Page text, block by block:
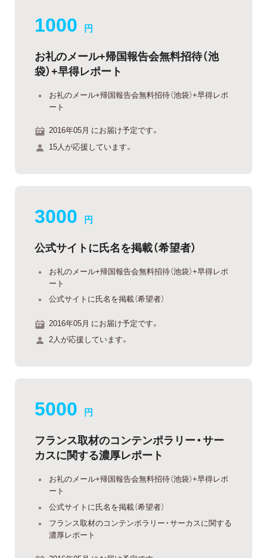
1000 円
お礼のメール+帰国報告会無料招待（池
袋）+早得レポート
お礼のメール+帰国報告会無料招待（池袋）+早得レポ
ート
2016年05月 にお届け予定です。
15人が応援しています。
3000 円
公式サイトに氏名を掲載（希望者）
お礼のメール+帰国報告会無料招待（池袋）+早得レポ
ート
公式サイトに氏名を掲載（希望者）
2016年05月 にお届け予定です。
2人が応援しています。
5000 円
フランス取材のコンテンポラリー・サー
カスに関する濃厚レポート
お礼のメール+帰国報告会無料招待（池袋）+早得レポ
ート
公式サイトに氏名を掲載（希望者）
フランス取材のコンテンポラリー・サーカスに関する
濃厚レポート